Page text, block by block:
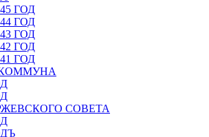
ГОД
ГОД
ГОД
ГОД
ГОД
СОВЕТА